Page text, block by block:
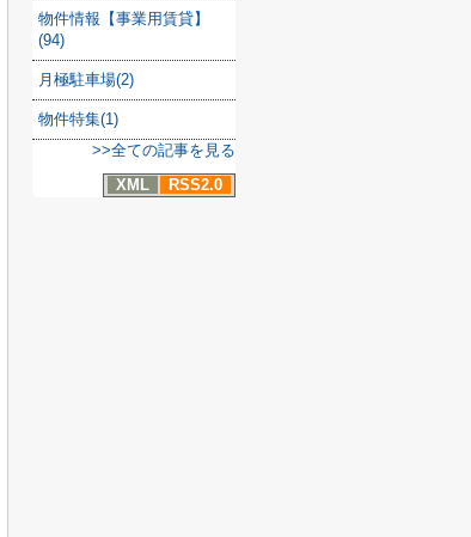
物件情報【事業用賃貸】
(94)
月極駐車場(2)
物件特集(1)
>>全ての記事を見る
XML
RSS2.0